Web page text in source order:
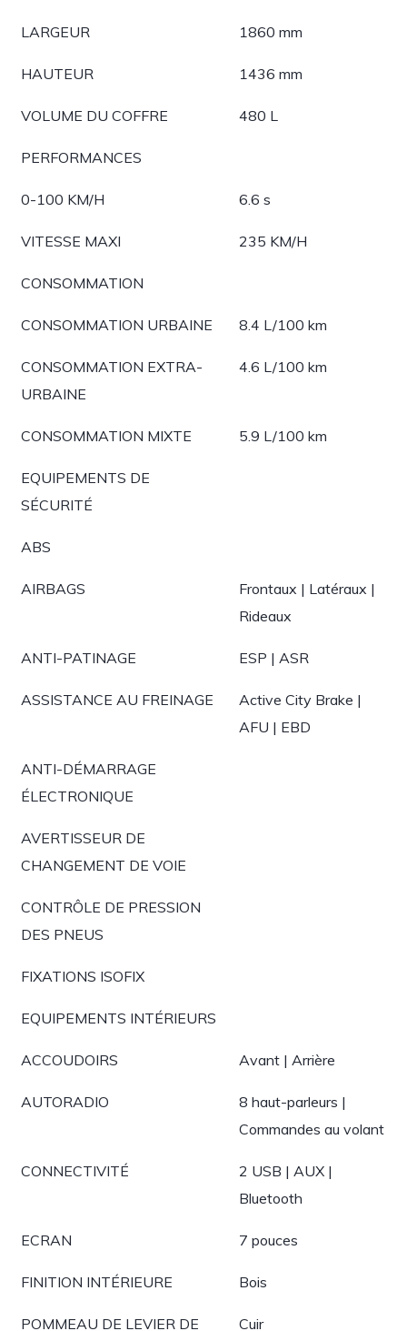
LARGEUR 1860 mm
HAUTEUR 1436 mm
VOLUME DU COFFRE 480 L
PERFORMANCES
0-100 KM/H 6.6 s
VITESSE MAXI 235 KM/H
CONSOMMATION
CONSOMMATION URBAINE 8.4 L/100 km
CONSOMMATION EXTRA-
URBAINE
4.6 L/100 km
CONSOMMATION MIXTE 5.9 L/100 km
EQUIPEMENTS DE
SÉCURITÉ
ABS
AIRBAGS
Frontaux | Latéraux |
Rideaux
ANTI-PATINAGE ESP | ASR
ASSISTANCE AU FREINAGE
Active City Brake |
AFU | EBD
ANTI-DÉMARRAGE
ÉLECTRONIQUE
AVERTISSEUR DE
CHANGEMENT DE VOIE
CONTRÔLE DE PRESSION
DES PNEUS
FIXATIONS ISOFIX
EQUIPEMENTS INTÉRIEURS
ACCOUDOIRS Avant | Arrière
AUTORADIO
8 haut-parleurs |
Commandes au volant
CONNECTIVITÉ
2 USB | AUX |
Bluetooth
ECRAN 7 pouces
FINITION INTÉRIEURE Bois
POMMEAU DE LEVIER DE Cuir